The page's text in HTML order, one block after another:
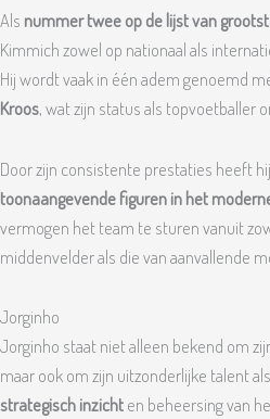
Als nummer twee op de lijst van
Kimmich zowel op nationaal als
Hij wordt vaak in één adem genoemd
Kroos, wat zijn status als topvoetballer
Door zijn consistente prestaties heeft
toonaangevende figuren in het
vermogen het team te sturen vanuit
middenvelder als die van aanvallende
Jorginho
Jorginho staat niet alleen bekend om
maar ook om zijn uitzonderlijke talent als
strategisch inzichten beheersing van